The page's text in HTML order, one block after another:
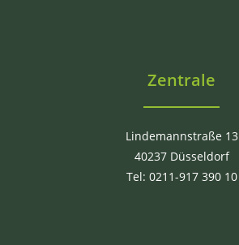
Zentrale
Lindemannstraße 13
40237 Düsseldorf
Tel: 0211-917 390 10